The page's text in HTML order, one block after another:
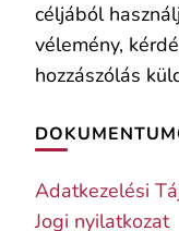
céljából
vélemény,
hozzászólás
Adatkezelési
Jogi nyilatkozat